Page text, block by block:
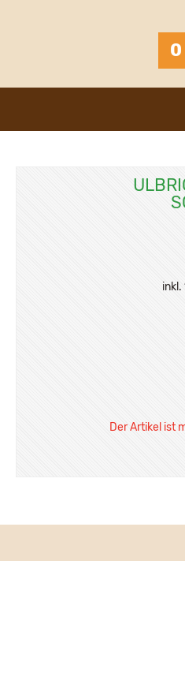
0
inkl.
Der Artikel ist